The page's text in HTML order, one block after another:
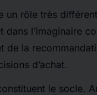
un rôle très
dans l’imaginaire
de la
d’achat.
le socle.